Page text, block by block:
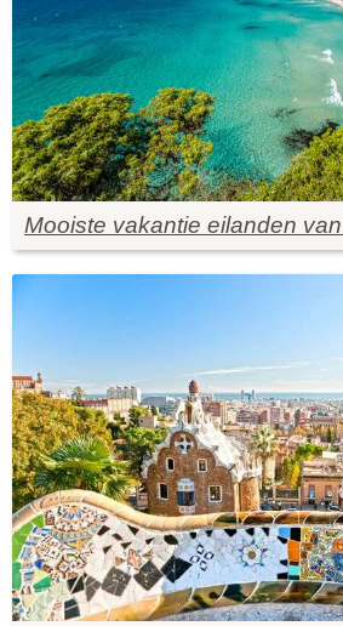
Mooiste vakantie eilanden